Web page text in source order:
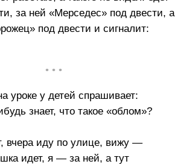
за ней «Мерседес» под двести, а
под двести и сигналит:
• • •
уроке у детей спрашивает:
знает, что такое «облом»?
вчера иду по улице, вижу —
идет, я — за ней, а тут